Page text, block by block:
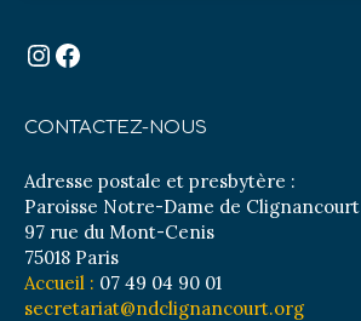
Instagram
Facebook
CONTACTEZ-NOUS
Adresse postale et presbytère :
Paroisse Notre-Dame de Clignancourt
97 rue du Mont-Cenis
75018 Paris
Accueil : 07 49 04 90 01
secretariat@ndclignancourt.org